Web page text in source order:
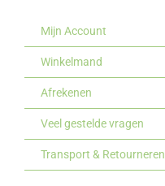
Mijn Account
Winkelmand
Afrekenen
Veel gestelde vragen
Transport & Retourneren